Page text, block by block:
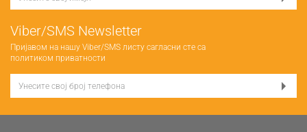
Viber/SMS Newsletter
Пријавом на нашу Viber/SMS листу сагласни сте са
политиком приватности